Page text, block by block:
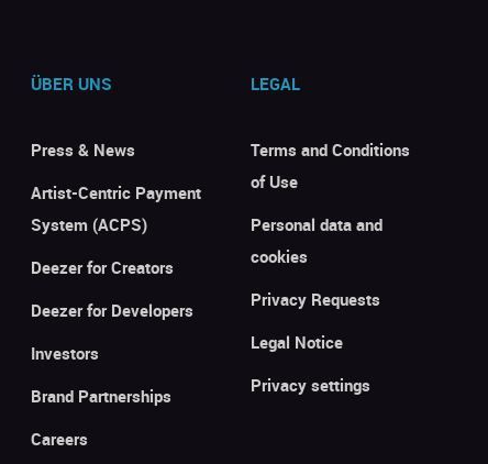
ÜBER UNS
Press & News
Artist-Centric Payment
System (ACPS)
Deezer for Creators
Deezer for Developers
Investors
Brand Partnerships
Careers
LEGAL
Terms and Conditions
of Use
Personal data and
cookies
Privacy Requests
Legal Notice
Privacy settings